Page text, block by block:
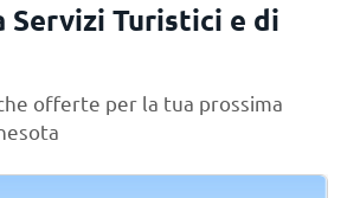
Servizi Turistici e di
offerte per la tua prossima